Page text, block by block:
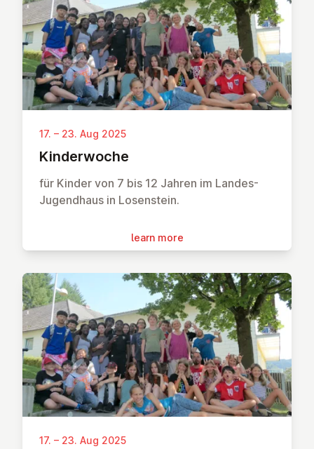
17. – 23. Aug 2025
Kinder­woche
für Kinder von 7 bis 12 Jahren im Landes-
Jugendhaus in Losenstein.
learn more
17. – 23. Aug 2025